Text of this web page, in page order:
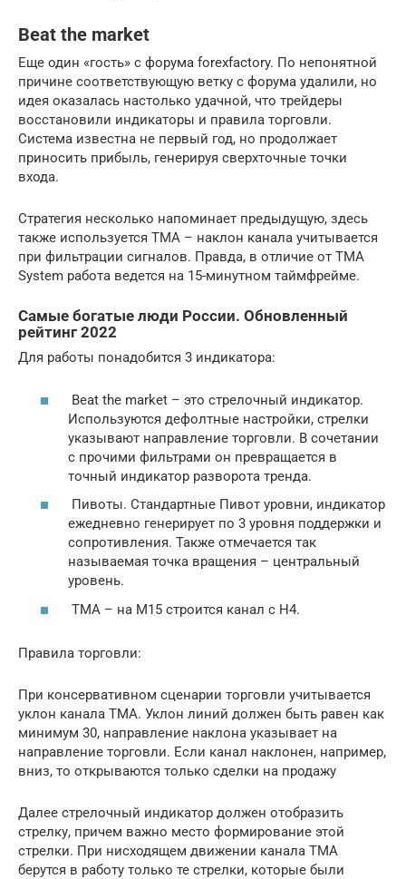
Beat the market
Еще один «гость» с форума forexfactory. По непонятной
причине соответствующую ветку с форума удалили, но
идея оказалась настолько удачной, что трейдеры
восстановили индикаторы и правила торговли.
Система известна не первый год, но продолжает
приносить прибыль, генерируя сверхточные точки
входа.
Стратегия несколько напоминает предыдущую, здесь
также используется ТМА – наклон канала учитывается
при фильтрации сигналов. Правда, в отличие от TMA
System работа ведется на 15-минутном таймфрейме.
Самые богатые люди России. Обновленный
рейтинг 2022
Для работы понадобится 3 индикатора:
Beat the market – это стрелочный индикатор.
Используются дефолтные настройки, стрелки
указывают направление торговли. В сочетании
с прочими фильтрами он превращается в
точный индикатор разворота тренда.
Пивоты. Стандартные Пивот уровни, индикатор
ежедневно генерирует по 3 уровня поддержки и
сопротивления. Также отмечается так
называемая точка вращения – центральный
уровень.
ТМА – на М15 строится канал с Н4.
Правила торговли:
При консервативном сценарии торговли учитывается
уклон канала ТМА. Уклон линий должен быть равен как
минимум 30, направление наклона указывает на
направление торговли. Если канал наклонен, например,
вниз, то открываются только сделки на продажу
Далее стрелочный индикатор должен отобразить
стрелку, причем важно место формирование этой
стрелки. При нисходящем движении канала ТМА
берутся в работу только те стрелки, которые были